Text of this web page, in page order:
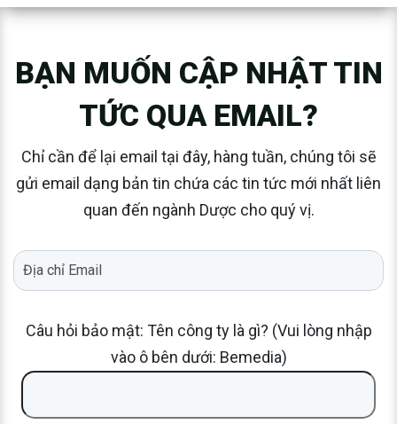
BẠN MUỐN CẬP NHẬT TIN
TỨC QUA EMAIL?
Chỉ cần để lại email tại đây, hàng tuần, chúng tôi sẽ
gửi email dạng bản tin chứa các tin tức mới nhất liên
quan đến ngành Dược cho quý vị.
Câu hỏi bảo mật: Tên công ty là gì? (Vui lòng nhập
vào ô bên dưới: Bemedia)